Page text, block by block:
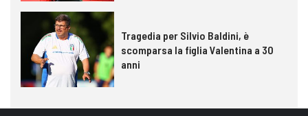
Tragedia per Silvio Baldini, è
scomparsa la figlia Valentina a 30
anni